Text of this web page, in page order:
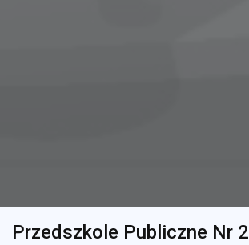
Przedszkole Publiczne Nr 2